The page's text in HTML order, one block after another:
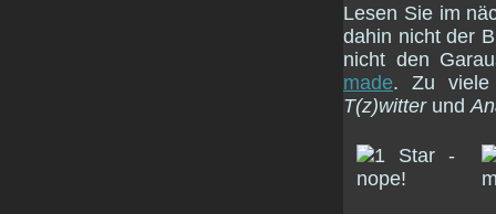
Lesen Sie im
dahin nicht der
nicht den
made. Zu viele
T(z)witterund